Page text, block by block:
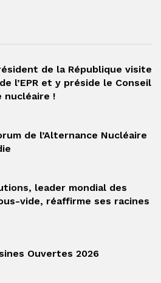
de la République visite
l’EPR et y préside le Conseil
nucléaire !
de l’Alternance Nucléaire
leader mondial des
vide, réaffirme ses racines
Ouvertes 2026